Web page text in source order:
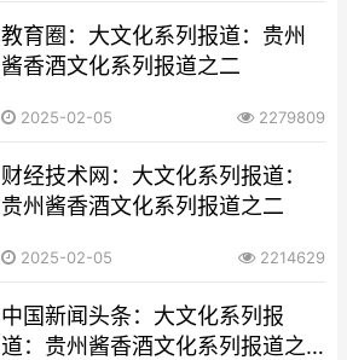
教育圈：大文化系列报道：贵州
酱香酒文化系列报道之二
2025-02-05 2279809
财经技术网：大文化系列报道：
贵州酱香酒文化系列报道之二
2025-02-05 2214629
中国新闻头条：大文化系列报
道：贵州酱香酒文化系列报道之